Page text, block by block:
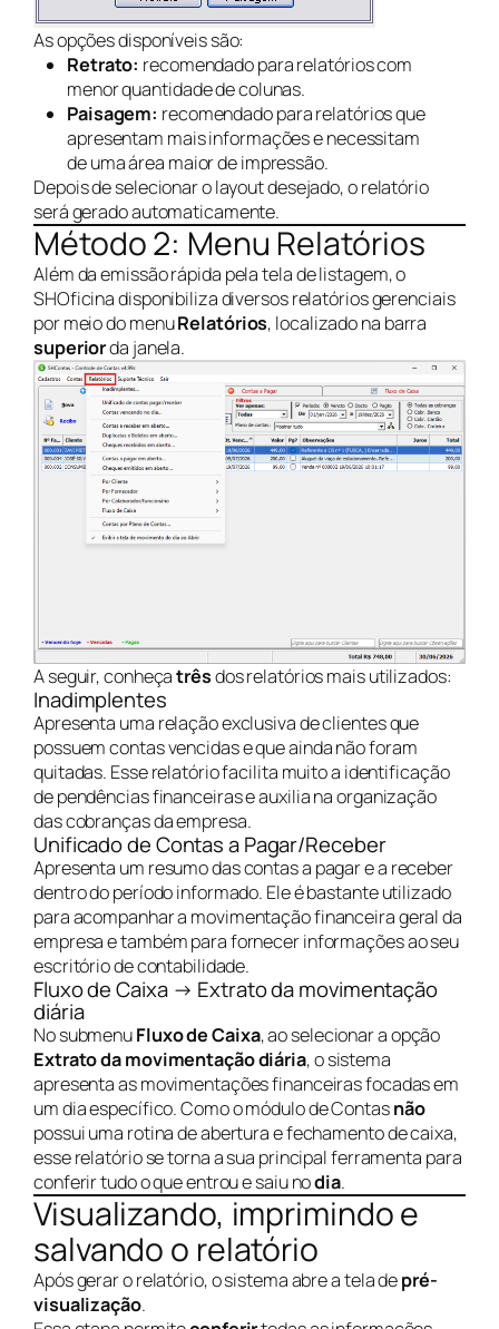
As opções disponíveis são:
Retrato: recomendado para relatórios com
menor quantidade de colunas.
Paisagem: recomendado para relatórios que
apresentam mais informações e necessitam
de uma área maior de impressão.
Depois de selecionar o layout desejado, o relatório
será gerado automaticamente.
Método 2: Menu Relatórios
Além da emissão rápida pela tela de listagem, o
SHOficina disponibiliza diversos relatórios gerenciais
por meio do menuRelatórios, localizado na barra
superiorda janela.
A seguir, conheçatrêsdos relatórios mais utilizados:
Inadimplentes
Apresenta uma relação exclusiva de clientes que
possuem contas vencidas e que ainda não foram
quitadas. Esse relatório facilita muito a identificação
de pendências financeiras e auxilia na organização
das cobranças da empresa.
Unificado de Contas a Pagar/Receber
Apresenta um resumo das contas a pagar e a receber
dentro do período informado. Ele é bastante utilizado
para acompanhar a movimentação financeira geral da
empresa e também para fornecer informações ao seu
escritório de contabilidade.
Fluxo de Caixa → Extrato da movimentação
diária
No submenuFluxo de Caixa, ao selecionar a opção
Extrato da movimentação diária, o sistema
apresenta as movimentações financeiras focadas em
um dia específico. Como o módulo de Contasnão
possui uma rotina de abertura e fechamento de caixa,
esse relatório se torna a sua principal ferramenta para
conferir tudo o que entrou e saiu nodia.
Visualizando, imprimindo e
salvando o relatório
Após gerar o relatório, o sistema abre a tela depré-
visualização.